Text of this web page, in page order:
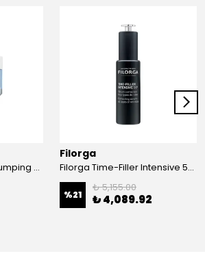
Filorga Hyalu-Filler Plumping Moisturizing Cream 50 ml
Filorga
Filorga Time-Filler Intensive 5XP Wrinkle Correction Serum 30 ml
%21
₺ 5,155.00
₺ 4,089.92